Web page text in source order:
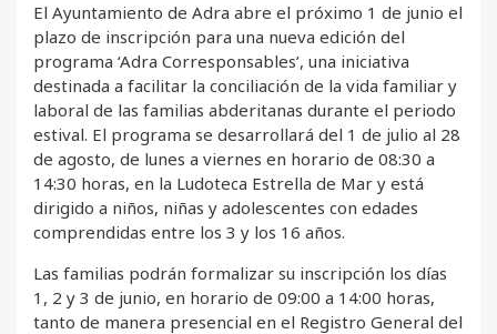
El Ayuntamiento de Adra abre el próximo 1 de junio el
plazo de inscripción para una nueva edición del
programa ‘Adra Corresponsables’, una iniciativa
destinada a facilitar la conciliación de la vida familiar y
laboral de las familias abderitanas durante el periodo
estival. El programa se desarrollará del 1 de julio al 28
de agosto, de lunes a viernes en horario de 08:30 a
14:30 horas, en la Ludoteca Estrella de Mar y está
dirigido a niños, niñas y adolescentes con edades
comprendidas entre los 3 y los 16 años.
Las familias podrán formalizar su inscripción los días
1, 2 y 3 de junio, en horario de 09:00 a 14:00 horas,
tanto de manera presencial en el Registro General del